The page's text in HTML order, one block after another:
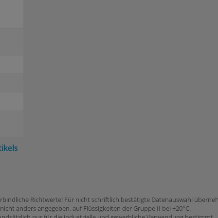
Richtwerte! Für nicht schriftlich bestätigte Datenauswahl
anders angegeben, auf Flüssigkeiten der Gruppe II bei +20°C.